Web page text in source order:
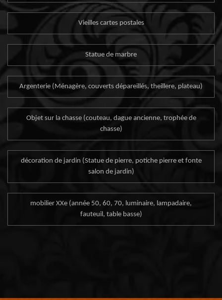
Vieilles cartes postales
Statue de marbre
Argenterie (Ménagère, couverts dépareillés, theillere, plateau)
Objet sur la chasse (couteau, dague ancienne, trophée de
chasse)
décoration de jardin (Statue de pierre, potiche pierre et fonte
salon de jardin)
mobilier XXe (année 50, 60, 70, luminaire, lampadaire,
fauteuil, table basse)